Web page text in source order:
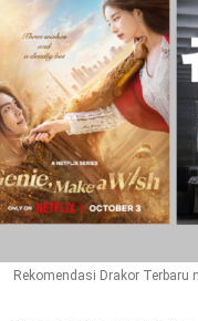
Rekomendasi Drakor Terbaru